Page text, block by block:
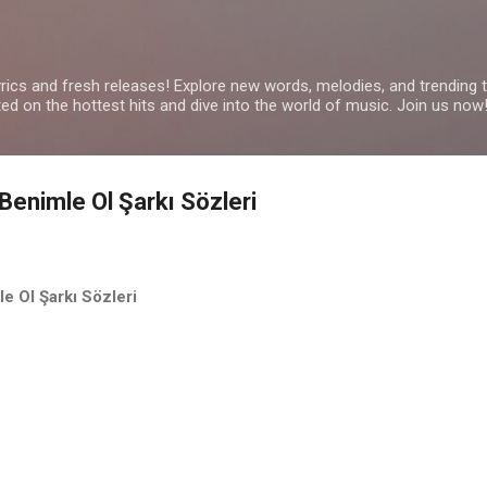
and fresh releases! Explore new words, melodies, and
on the hottest hits and dive into the world of music. Join us now!
Ol Şarkı Sözleri
Ol Şarkı Sözleri